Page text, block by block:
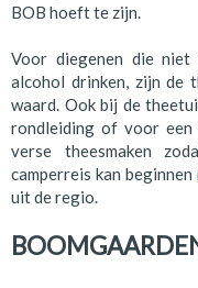
BOB hoeft te zijn.
Voor diegenen die
alcohol drinken, zijn de
waard. Ook bij de
rondleiding of voor
verse theesmaken
camperreis kan
uit de regio.